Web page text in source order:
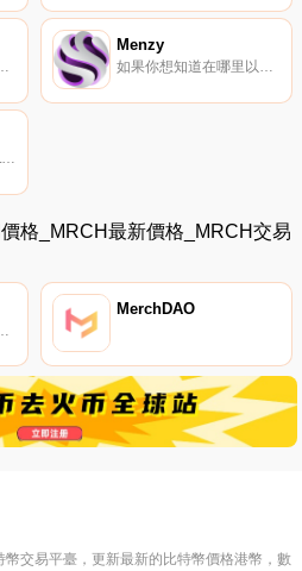
坊）。您可以在我們的加密貨幣交易所頁面上找到其他列表。什么是波爾卡稀有？PolkaRare是一個用于創建、交易和發現NFT的網絡經濟.
Menzy
如果你想知道在哪里以當前價格購買Menzy,目前交易{Menzy]股票的頂級加密貨幣交易所是ByMNZt、Gate.io、PancakeSwap（V2）和Bilaxy。您可以在我們的加密貨幣交易所頁面上找到其他列表.
什么是波爾卡利（KALLY）？Polkally（KALLY）是一個去中心化的NFT市場項目,由基于EVM的區塊鏈以及Polkadot和IPFS提供支持。以下是該協議的一些關鍵功能：基于IPFS的去中心化KYC。一個動態拍賣系統,以最優惠的價格出售藝術品.
格_MRCH最新價格_MRCH交易
MerchDAO
交易平臺，更新最新的比特幣價格港幣，數